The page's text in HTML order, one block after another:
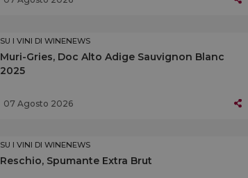
SU I VINI DI WINENEWS
Muri-Gries, Doc Alto Adige Sauvignon Blanc
2025
07 Agosto 2026
SU I VINI DI WINENEWS
Reschio, Spumante Extra Brut